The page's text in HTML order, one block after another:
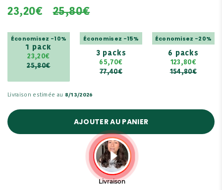
23,20€ 25,80€
1 pack
Économisez -10%
23,20€
25,80€
3 packs
Économisez -15%
65,70€
77,40€
6 packs
Économisez -20%
123,80€
154,80€
Livraison estimée au 8/13/2026
AJOUTER AU PANIER